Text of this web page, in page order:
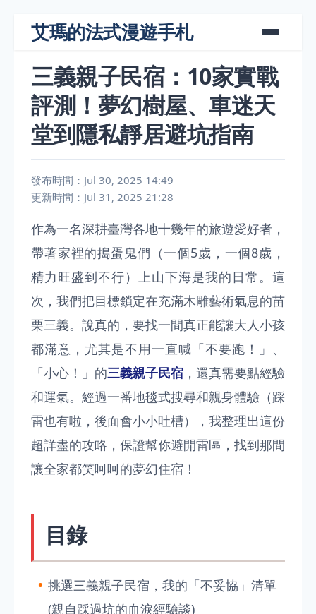
艾瑪的法式漫遊手札
三義親子民宿：10家實戰
評測！夢幻樹屋、車迷天
堂到隱私靜居避坑指南
發布時間：Jul 30, 2025 14:49
更新時間：Jul 31, 2025 21:28
作為一名深耕臺灣各地十幾年的旅遊愛好者，
帶著家裡的搗蛋鬼們（一個5歲，一個8歲，
精力旺盛到不行）上山下海是我的日常。這
次，我們把目標鎖定在充滿木雕藝術氣息的苗
栗三義。說真的，要找一間真正能讓大人小孩
都滿意，尤其是不用一直喊「不要跑！」、
「小心！」的三義親子民宿 ，還真需要點經驗
和運氣。經過一番地毯式搜尋和親身體驗（踩
雷也有啦，後面會小小吐槽），我整理出這份
超詳盡的攻略，保證幫你避開雷區，找到那間
讓全家都笑呵呵的夢幻住宿！
目錄
挑選三義親子民宿，我的「不妥協」清單
(親自踩過坑的血淚經驗談)